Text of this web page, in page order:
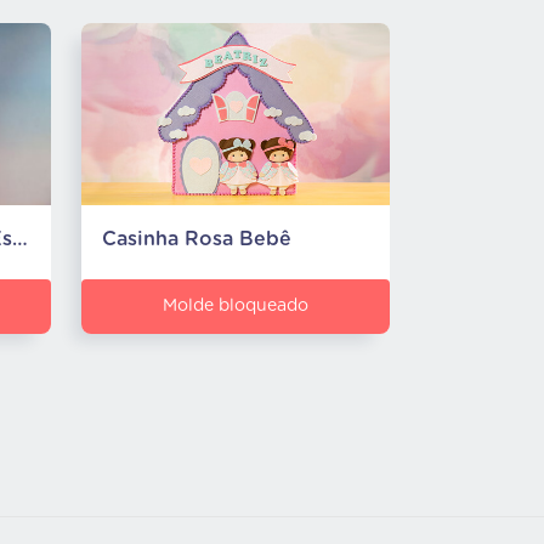
Prendedor de Cortina Estrela Casinha Rosa Bebê
Molde bloqueado